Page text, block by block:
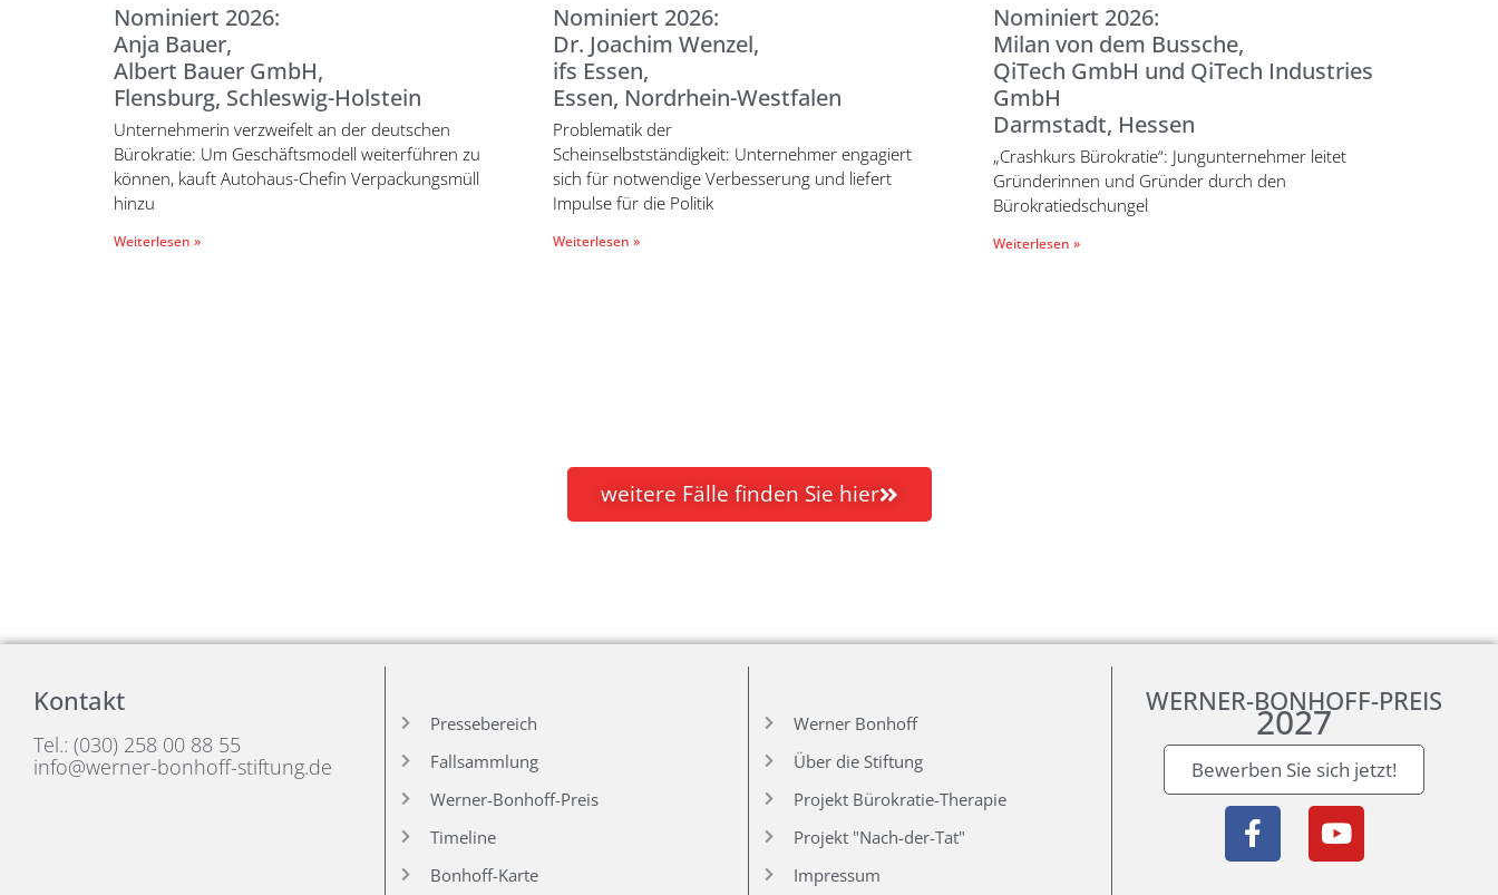
Nominiert 2026:
Anja Bauer,
Albert Bauer GmbH,
Flensburg, Schleswig-Holstein
Unternehmerin verzweifelt an der deutschen
Bürokratie: Um Geschäftsmodell weiterführen zu
können, kauft Autohaus-Chefin Verpackungsmüll
hinzu
Weiterlesen »
Nominiert 2026:
Dr. Joachim Wenzel,
ifs Essen,
Essen, Nordrhein-Westfalen
Problematik der
Scheinselbstständigkeit: Unternehmer engagiert
sich für notwendige Verbesserung und liefert
Impulse für die Politik
Weiterlesen »
Nominiert 2026:
Milan von dem Bussche,
QiTech GmbH und QiTech Industries
GmbH
Darmstadt, Hessen
„Crashkurs Bürokratie“: Jungunternehmer leitet
Gründerinnen und Gründer durch den
Bürokratiedschungel
Weiterlesen »
weitere Fälle finden Sie hier
Kontakt
Tel.: (030) 258 00 88 55
info@werner-bonhoff-stiftung.de
Pressebereich
Fallsammlung
Werner-Bonhoff-Preis
Timeline
Bonhoff-Karte
Werner Bonhoff
Über die Stiftung
Projekt Bürokratie-Therapie
Projekt "Nach-der-Tat"
Impressum
WERNER-BONHOFF-PREIS
2027
Bewerben Sie sich jetzt!